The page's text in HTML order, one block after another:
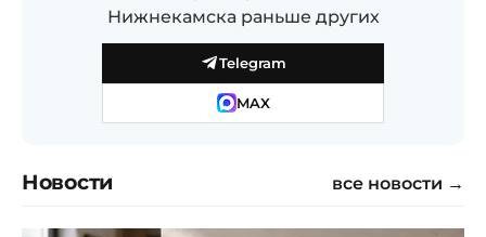
Нижнекамска раньше других
Telegram
MAX
Новости все новости →